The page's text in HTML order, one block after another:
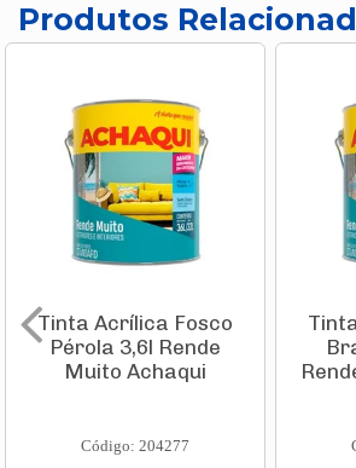
Produtos
Tinta Acrílica Fosco
Pérola 3,6l Rende
Muito Achaqui
Código: 204277